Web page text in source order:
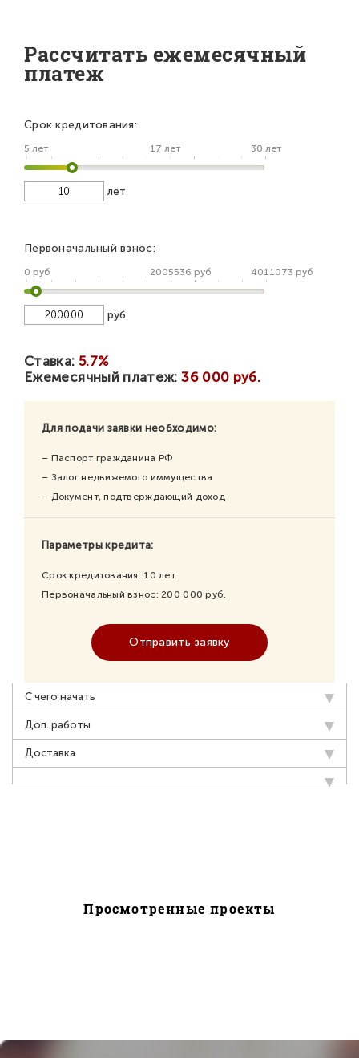
Рассчитать ежемесячный
платеж
Срок кредитования:
5 лет 17 лет 30 лет
лет
Первоначальный взнос:
0 руб 2005536 руб 4011073 руб
руб.
Ставка: 5.7%
Ежемесячный платеж:36 000 руб.
Для подачи заявки необходимо:
– Паспорт гражданина РФ
– Залог недвижемого иммущества
– Документ, подтверждающий доход
Параметры кредита:
Срок кредитования: 10 лет
Первоначальный взнос: 200 000 руб.
Отправить заявку
С чего начать
Доп. работы
Доставка
Просмотренные проекты